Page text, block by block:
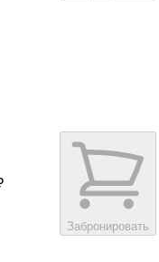
Забронировать